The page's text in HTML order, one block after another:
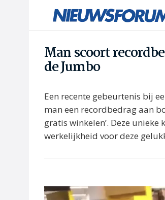
Man scoort
de Jumbo
Een recente gebeurtenis bij
man een recordbedrag aan
gratis winkelen’. Deze
werkelijkheid voor deze